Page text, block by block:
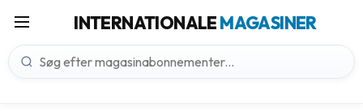
INTERNATIONALEMAGASINER